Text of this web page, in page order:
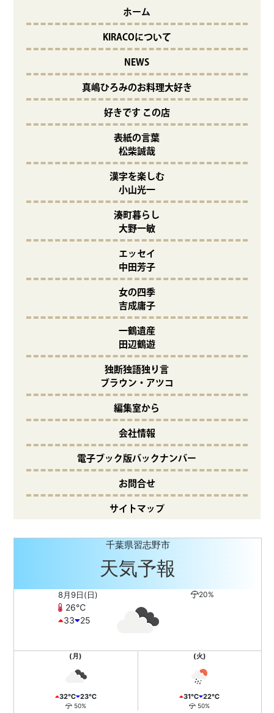
ホーム
KIRACOについて
NEWS
真嶋ひろみのお料理大好き
好きです この店
表紙の言葉
松柴誠哉
漢字を楽しむ
小山光一
湊町暮らし
大野一敏
エッセイ
中田芳子
女の四季
吉成庸子
一鶴遺産
田辺鶴遊
独断独語独り言
ブラウン・アツコ
編集室から
会社情報
電子ブック版バックナンバー
お問合せ
サイトマップ
千葉県習志野市
天気予報
8月9日(日)
26℃
33
25
20%
(月)
32℃ 23℃
50%
(火)
31℃ 22℃
50%